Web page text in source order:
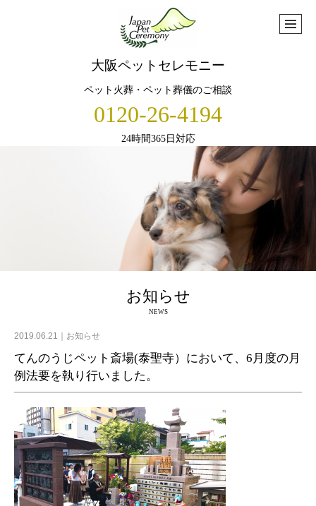
大阪ペットセレモニー
ペット火葬・ペット葬儀のご相談
0120-26-4194
24時間365日対応
お知らせ
NEWS
2019.06.21 お知らせ
てんのうじペット斎場(泰聖寺）において、6月度の月
例法要を執り行いました。